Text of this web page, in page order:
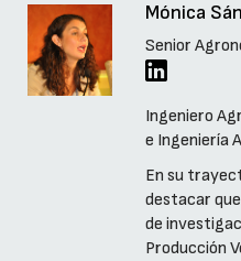
Mónica
Senior
Ingeniero
e Ingeniería
En su
destacar
de
Producción